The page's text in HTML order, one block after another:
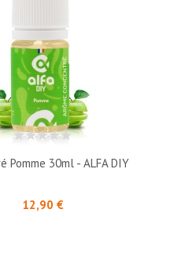
Pomme 30ml - ALFA DIY
12,90 €Prix